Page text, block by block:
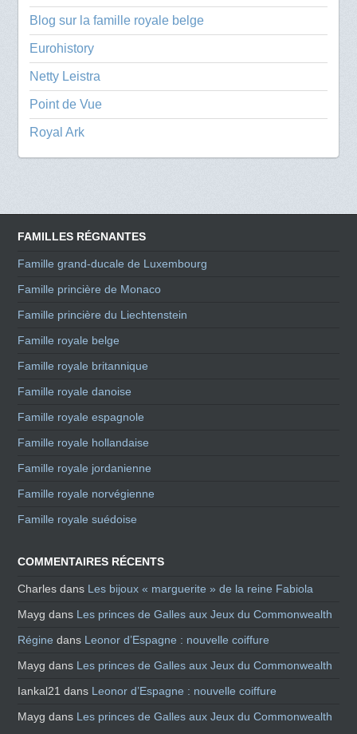
Blog sur la famille royale belge
Eurohistory
Netty Leistra
Point de Vue
Royal Ark
FAMILLES RÉGNANTES
Famille grand-ducale de Luxembourg
Famille princière de Monaco
Famille princière du Liechtenstein
Famille royale belge
Famille royale britannique
Famille royale danoise
Famille royale espagnole
Famille royale hollandaise
Famille royale jordanienne
Famille royale norvégienne
Famille royale suédoise
COMMENTAIRES RÉCENTS
Charles dans Les bijoux « marguerite » de la reine Fabiola
Mayg dans Les princes de Galles aux Jeux du Commonwealth
Régine dans Leonor d’Espagne : nouvelle coiffure
Mayg dans Les princes de Galles aux Jeux du Commonwealth
Iankal21 dans Leonor d’Espagne : nouvelle coiffure
Mayg dans Les princes de Galles aux Jeux du Commonwealth